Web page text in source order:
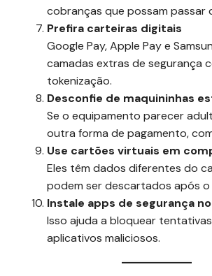
cobranças que possam passar
Prefira carteiras digitais
Google Pay, Apple Pay e
camadas extras de segurança
tokenização.
Desconfie de maquininhas
Se o equipamento parecer
outra forma de pagamento,
Use cartões virtuais em
Eles têm dados diferentes do
podem ser descartados após o
Instale apps de segurança
Isso ajuda a bloquear
aplicativos maliciosos.